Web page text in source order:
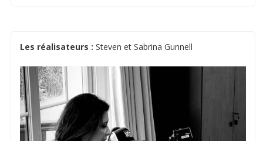
Les réalisateurs : Steven et Sabrina Gunnell